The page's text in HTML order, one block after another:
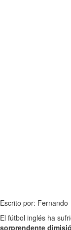
Escrito por: Fernando
El fútbol inglés ha
sorprendente